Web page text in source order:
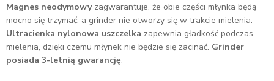
Magnes neodymowyzagwarantuje, że ​​obie części młynka będą
mocno się trzymać, a grinder nie otworzy się w trakcie mielenia.
Ultracienka nylonowa uszczelka zapewnia gładkość podczas
mielenia, dzięki czemu młynek nie będzie się zacinać. Grinder
posiada 3-letnią gwarancję.